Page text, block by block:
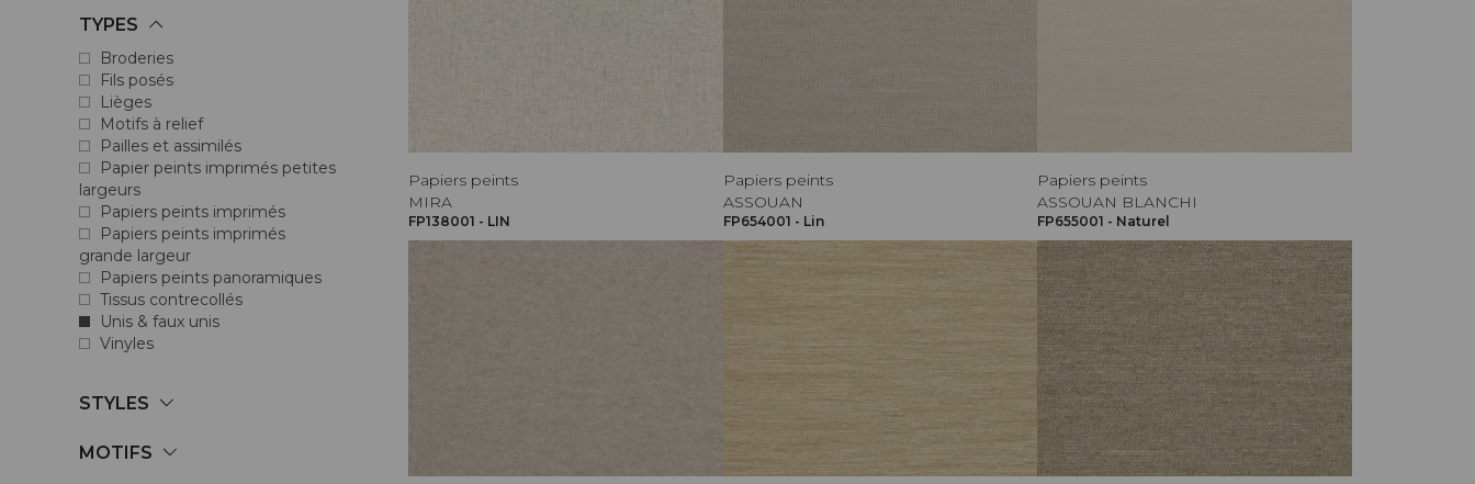
TYPES
Broderies
Fils posés
Lièges
Motifs à relief
Pailles et assimilés
Papier peints imprimés petites
largeurs
Papiers peints imprimés
Papiers peints imprimés
grande largeur
Papiers peints panoramiques
Tissus contrecollés
Unis & faux unis
Vinyles
STYLES
MOTIFS
Papiers peints
MIRA
FP138001 - LIN
Papiers peints
ASSOUAN
FP654001 - Lin
Papiers peints
ASSOUAN BLANCHI
FP655001 - Naturel